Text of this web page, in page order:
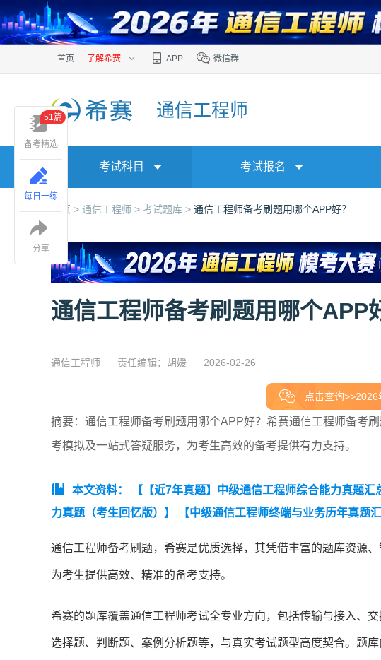
首页 了解希赛 APP 微信群
通信工程师
考试科目 考试报名
首页 > 通信工程师 > 考试题库 > 通信工程师备考刷题用哪个APP好？
通信工程师备考刷题用哪个APP
通信工程师 责任编辑：胡媛 2026-02-26
点击查询
摘要：通信工程师备考刷题用哪个APP好？希赛通信工程师备考
考模拟及一站式答疑服务，为考生高效的备考提供有力支持。
本文资料： 【【近7年真题】中级通信工程师综合能力真题汇
力真题（考生回忆版）】
【中级通信工程师终端与业务历年真题汇
【2026年中级通信工程师综合能力知识点集锦】
通信工程师备考刷题，希赛是优质选择，其凭借丰富的题库资源
为考生提供高效、精准的备考支持。
希赛的题库覆盖通信工程师考试全专业方向，包括传输与接入、
选择题、判断题、案例分析题等，与真实考试题型高度契合。题
备考精选
51篇
每日一练
分享